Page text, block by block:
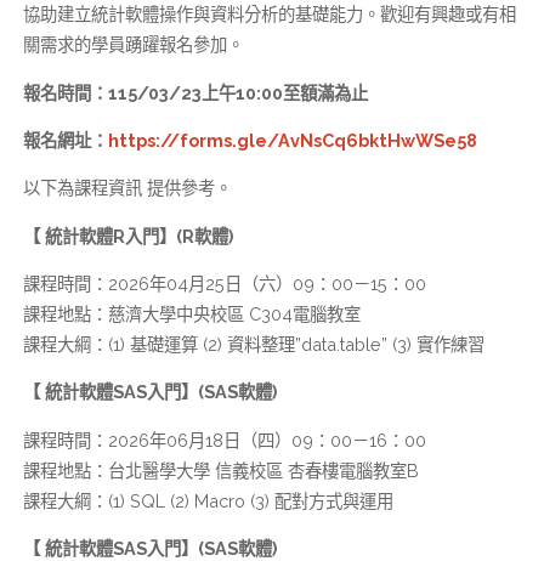
協助建立統計軟體操作與資料分析的基礎能力。歡迎有興趣或有相
關需求的學員踴躍報名參加。
報名時間： 115/03/23 上午10:00至額滿為止
報名網址： https://forms.gle/AvNsCq6bktHwWSe58
以下為課程資訊 提供參考。
【 統計軟體R入門】 (R軟體)
課程時間：2026年04月25日（六）09：00－15：00
課程地點：慈濟大學中央校區 C304電腦教室
課程大綱：(1) 基礎運算 (2) 資料整理”data.table” (3) 實作練習
【 統計軟體SAS入門】 (SAS軟體)
課程時間：2026年06月18日（四）09：00－16：00
課程地點：台北醫學大學 信義校區 杏春樓電腦教室B
課程大綱：(1) SQL (2) Macro (3) 配對方式與運用
【 統計軟體SAS入門】 (SAS軟體)